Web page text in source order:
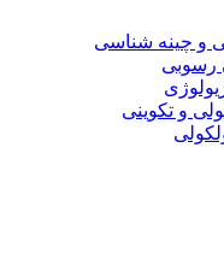
و چینه شناسی
رسوبی
و تکوینی